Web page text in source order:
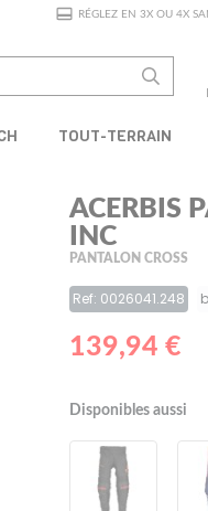
RÉGLEZ EN 3X OU 4X
TOUT-TERRAIN
ACERBIS
INC
PANTALON CROSS
Ref: 0026041.248
139,94 €
Disponibles aussi